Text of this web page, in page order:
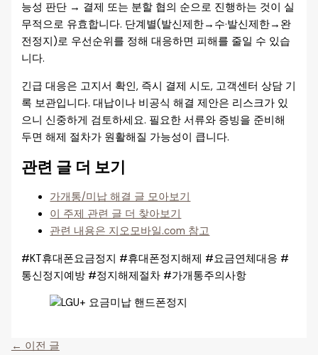
능성 판단 → 결제 또는 분할 협의 순으로 진행하는 것이 실
무적으로 유효합니다. 단계별(발신제한→수·발신제한→완
전정지)로 우선순위를 정해 대응하면 피해를 줄일 수 있습
니다.
긴급 대응은 고지서 확인, 즉시 결제 시도, 고객센터 상담 기
록 보관입니다. 대납이나 비공식 해결 제안은 리스크가 있
으니 신중하게 검토하세요. 필요한 서류와 증빙을 준비해
두면 해제 절차가 원활해질 가능성이 큽니다.
관련 글 더 보기
가개통/미납 해결 글 모아보기
이 주제 관련 글 더 찾아보기
관련 내용은 지오모바일.com 참고
#KT휴대폰요금정지 #휴대폰정지해제 #요금연체대응 #
통신정지예방 #정지해제절차 #가개통주의사항
← 이전 글